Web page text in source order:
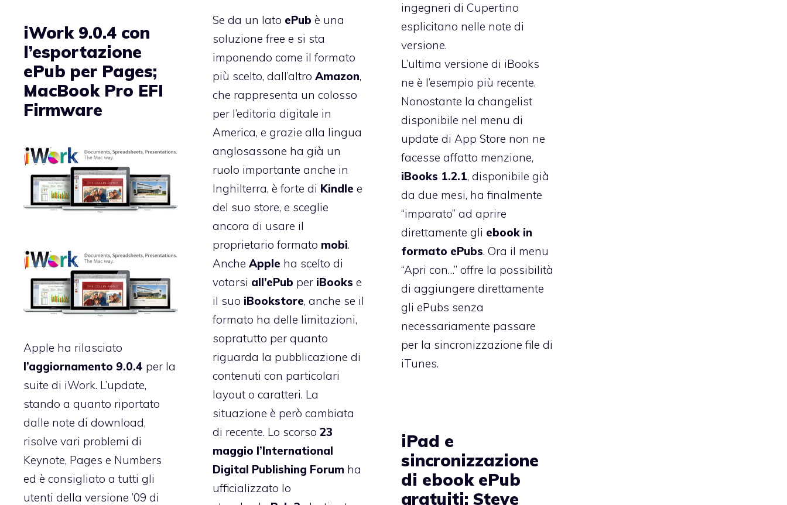
Se da un lato ePub è una
soluzione free e si sta
imponendo come il formato
più scelto, dall’altro Amazon,
che rappresenta un colosso
per l’editoria digitale in
America, e grazie alla lingua
anglosassone ha già un
ruolo importante anche in
Inghilterra, è forte di Kindle e
del suo store, e sceglie
ancora di usare il
proprietario formato mobi.
Anche Apple ha scelto di
votarsi all’ePub per iBooks e
il suo iBookstore, anche se il
formato ha delle limitazioni,
sopratutto per quanto
riguarda la pubblicazione di
contenuti con particolari
layout o caratteri. La
situazione è però cambiata
di recente. Lo scorso 23
maggio l’International
Digital Publishing Forumha
ufficializzato lo
ingegneri di Cupertino
esplicitano nelle note di
versione.
L’ultima versione di iBooks
ne è l’esempio più recente.
Nonostante la changelist
disponibile nel menu di
update di App Store non ne
facesse affatto menzione,
iBooks 1.2.1, disponibile già
da due mesi, ha finalmente
“imparato” ad aprire
direttamente gli ebook in
formato ePubs. Ora il menu
“Apri con…” offre la possibilità
di aggiungere direttamente
gli ePubs senza
necessariamente passare
per la sincronizzazione file di
iTunes.
iWork 9.0.4 con
l’esportazione
ePub per Pages;
MacBook Pro EFI
Firmware
Apple ha rilasciato
l’aggiornamento 9.0.4 per la
suite di iWork. L’update,
stando a quanto riportato
dalle note di download,
risolve vari problemi di
Keynote, Pages e Numbers
ed è consigliato a tutti gli
utenti della versione ’09 di
iPad e
sincronizzazione
di ebook ePub
gratuiti: Steve